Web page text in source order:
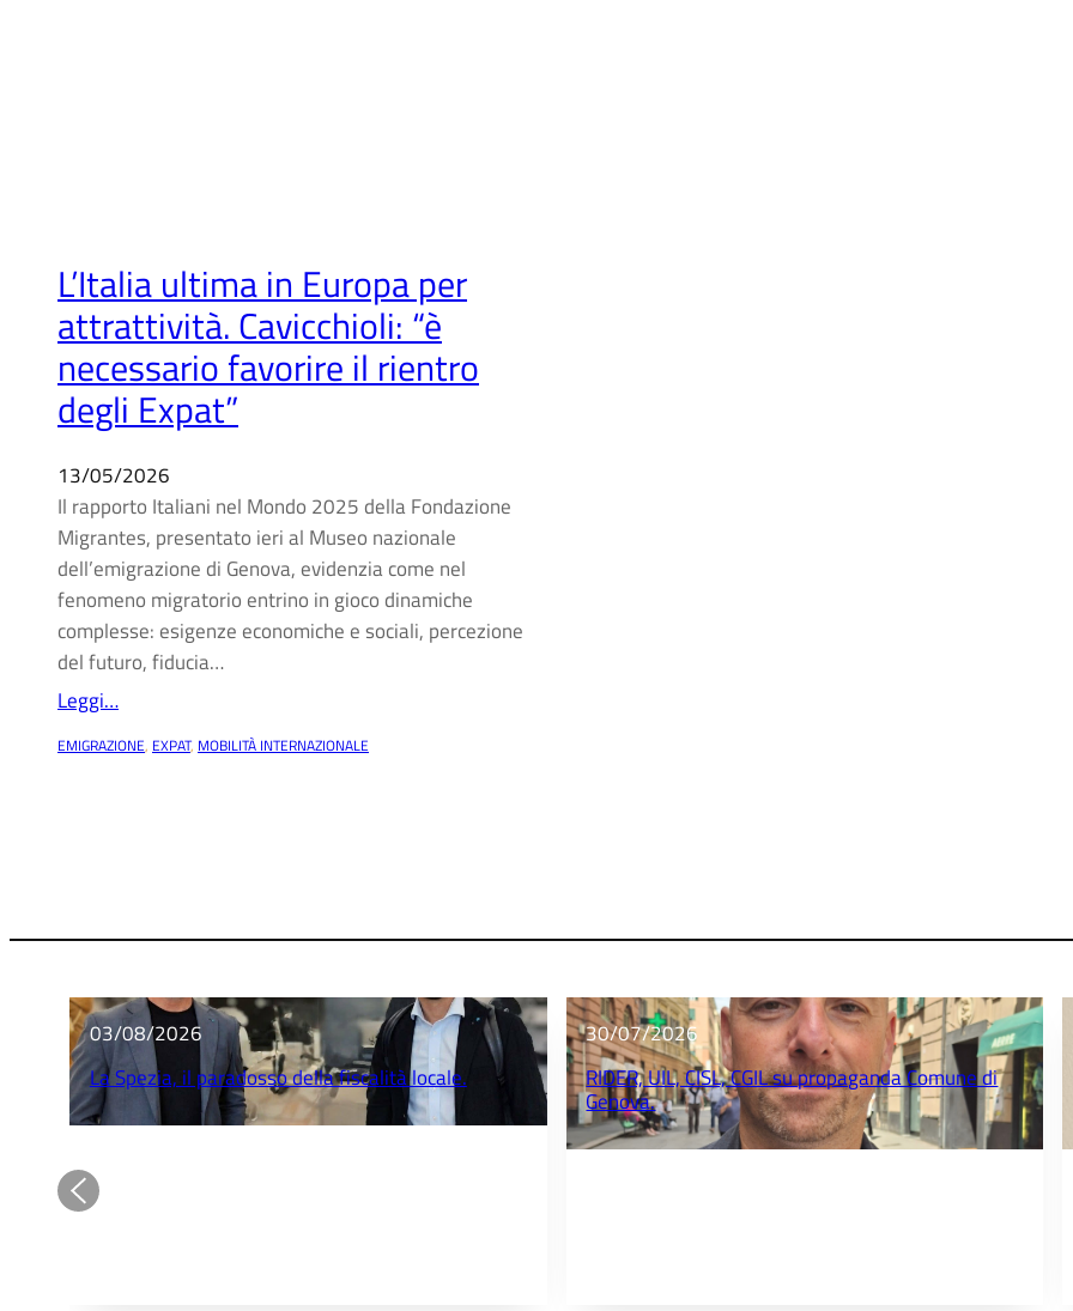
L’Italia ultima in Europa per
attrattività. Cavicchioli: “è
necessario favorire il rientro
degli Expat”
13/05/2026
Il rapporto Italiani nel Mondo 2025 della Fondazione
Migrantes, presentato ieri al Museo nazionale
dell’emigrazione di Genova, evidenzia come nel
fenomeno migratorio entrino in gioco dinamiche
complesse: esigenze economiche e sociali, percezione
del futuro, fiducia…
Leggi…
EMIGRAZIONE, EXPAT, MOBILITÀ INTERNAZIONALE
03/08/2026
La Spezia, il paradosso della fiscalità locale.
30/07/2026
RIDER, UIL, CISL, CGIL su propaganda Comune di
Genova.